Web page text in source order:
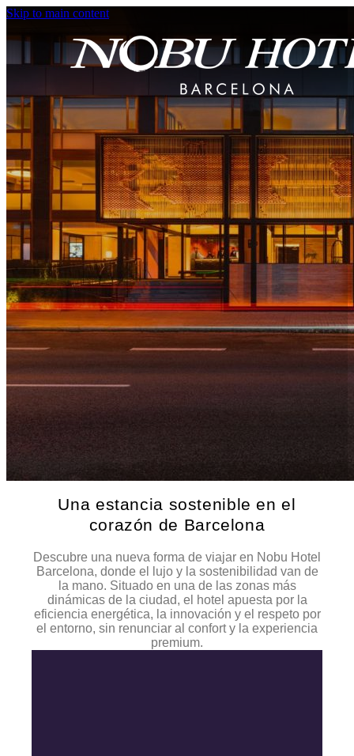
Skip to main content
Una estancia sostenible en el
corazón de Barcelona
Descubre una nueva forma de viajar en Nobu Hotel
Barcelona, donde el lujo y la sostenibilidad van de
la mano. Situado en una de las zonas más
dinámicas de la ciudad, el hotel apuesta por la
eficiencia energética, la innovación y el respeto por
el entorno, sin renunciar al confort y la experiencia
premium.